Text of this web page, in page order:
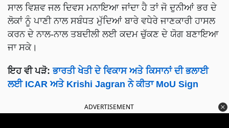
ਸਾਲ ਵਿਸ਼ਵ ਜਲ ਦਿਵਸ ਮਨਾਇਆ ਜਾਂਦਾ ਹੈ ਤਾਂ ਜੋ ਦੁਨੀਆਂ ਭਰ ਦੇ
ਲੋਕਾਂ ਨੂੰ ਪਾਣੀ ਨਾਲ ਸਬੰਧਤ ਮੁੱਦਿਆਂ ਬਾਰੇ ਵਧੇਰੇ ਜਾਣਕਾਰੀ ਹਾਸਲ
ਕਰਨ ਦੇ ਨਾਲ-ਨਾਲ ਤਬਦੀਲੀ ਲਈ ਕਦਮ ਚੁੱਕਣ ਦੇ ਯੋਗ ਬਣਾਇਆ
ਜਾ ਸਕੇ।
ਇਹ ਵੀ ਪੜੋ: ਭਾਰਤੀ ਖੇਤੀ ਦੇ ਵਿਕਾਸ ਅਤੇ ਕਿਸਾਨਾਂ ਦੀ ਭਲਾਈ
ਲਈ ICAR ਅਤੇ Krishi Jagran ਨੇ ਕੀਤਾ MoU Sign
ADVERTISEMENT